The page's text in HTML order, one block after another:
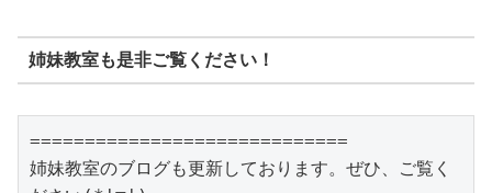
姉妹教室も是非ご覧ください！
=============================
姉妹教室のブログも更新しております。ぜひ、ご覧く